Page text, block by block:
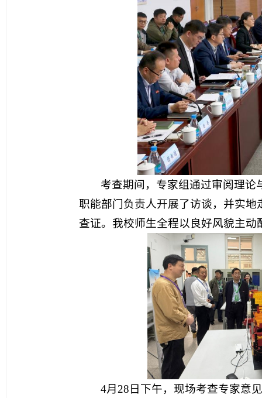
考查期间，专家组通过审阅理
职能部门负责人开展了访谈，并实
查证。我校师生全程以良好风貌主
4月28日下午，现场考查专家意